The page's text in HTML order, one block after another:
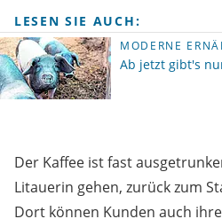
LESEN SIE AUCH:
MODERNE
Ab jetzt gibt's
Der Kaffee ist fast
Litauerin gehen, zurück zum
Dort können Kunden auch